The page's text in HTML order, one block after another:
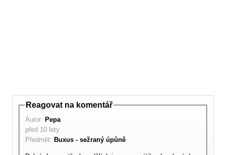
Reagovat na komentář
Autor: Pepa
před 10 lety
Předmět: Buxus - sežraný úpůně